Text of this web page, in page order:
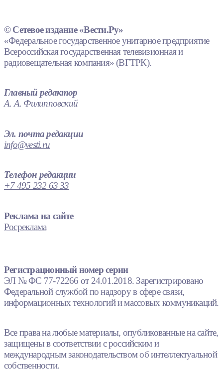
© Сетевое издание «Вести.Ру»
«Федеральное государственное унитарное предприятие
Всероссийская государственная телевизионная и
радиовещательная компания» (ВГТРК).
Главный редактор
А. А. Филипповский
Эл. почта редакции
info@vesti.ru
Телефон редакции
+7 495 232 63 33
Реклама на сайте
Росреклама
Регистрационный номер серии
ЭЛ № ФС 77-72266 от 24.01.2018. Зарегистрировано
Федеральной службой по надзору в сфере связи,
информационных технологий и массовых коммуникаций.
Все права на любые материалы, опубликованные на сайте,
защищены в соответствии с российским и
международным законодательством об интеллектуальной
собственности.